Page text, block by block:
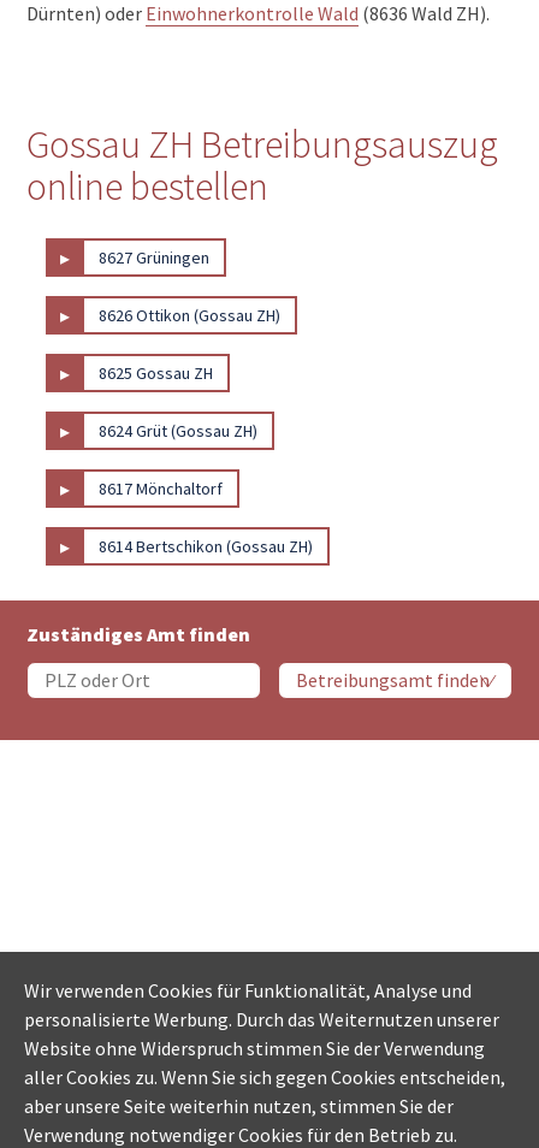
Dürnten) oder Einwohnerkontrolle Wald (8636 Wald ZH).
Gossau ZH Betreibungsauszug
online bestellen
▸ 8627 Grüningen
▸ 8626 Ottikon (Gossau ZH)
▸ 8625 Gossau ZH
▸ 8624 Grüt (Gossau ZH)
▸ 8617 Mönchaltorf
▸ 8614 Bertschikon (Gossau ZH)
Zuständiges Amt finden
Wir verwenden Cookies für Funktionalität, Analyse und
personalisierte Werbung. Durch das Weiternutzen unserer
Website ohne Widerspruch stimmen Sie der Verwendung
aller Cookies zu. Wenn Sie sich gegen Cookies entscheiden,
aber unsere Seite weiterhin nutzen, stimmen Sie der
Verwendung notwendiger Cookies für den Betrieb zu.